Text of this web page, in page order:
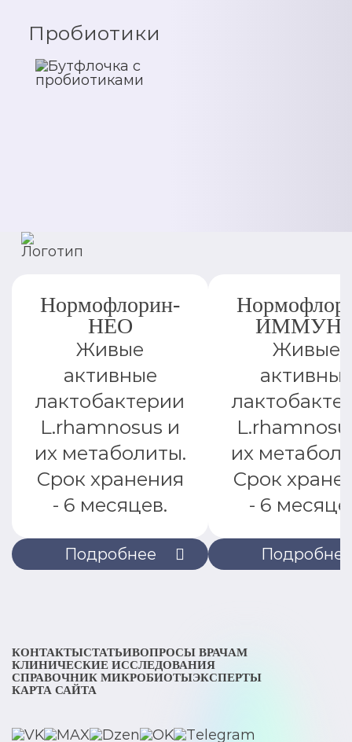
Пробиотики
Подробнее
Нормофлорин-
НЕО
Живые
активные
лактобактерии
L.rhamnosus и
их метаболиты.
Срок хранения
- 6 месяцев.
Подробнее
Живые
их
Срок
- 6
КОНТАКТЫСТАТЬИВОПРОСЫ ВРАЧАМ
КЛИНИЧЕСКИЕ ИССЛЕДОВАНИЯ
СПРАВОЧНИК МИКРОБИОТЫЭКСПЕРТЫ
КАРТА САЙТА